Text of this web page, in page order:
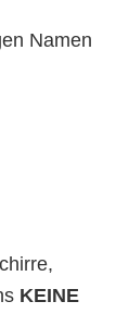
Namen
KEINE